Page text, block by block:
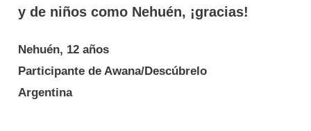
y de niños como Nehuén, ¡gracias!
Nehuén, 12 años
Participante de Awana/Descúbrelo
Argentina